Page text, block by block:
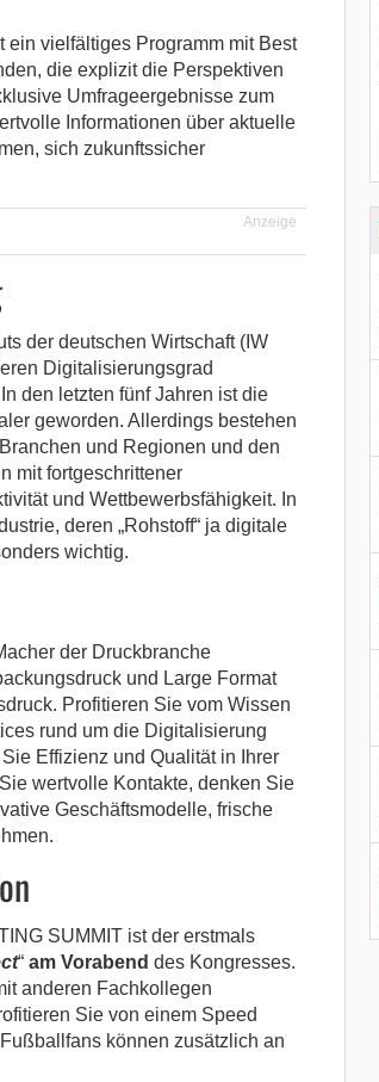
ein vielfältiges Programm mit Best
die explizit die Perspektiven
Umfrageergebnisse zum
Informationen über aktuelle
sich zukunftssicher
Anzeige
der deutschen Wirtschaft (IW
Digitalisierungsgrad
den letzten fünf Jahren ist die
geworden. Allerdings bestehen
und Regionen und den
mit fortgeschrittener
und Wettbewerbsfähigkeit. In
deren „Rohstoff“ ja digitale
wichtig.
der Druckbranche
und Large Format
Profitieren Sie vom Wissen
rund um die Digitalisierung
Effizienz und Qualität in Ihrer
wertvolle Kontakte, denken Sie
Geschäftsmodelle, frische
SUMMIT ist der erstmals
“ am Vorabend des Kongresses.
anderen Fachkollegen
Sie von einem Speed
können zusätzlich an